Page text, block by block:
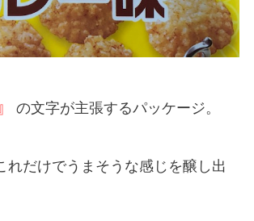
の文字が主張するパッケージ。
れだけでうまそうな感じを醸し出